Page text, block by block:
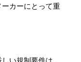
カーにとって重